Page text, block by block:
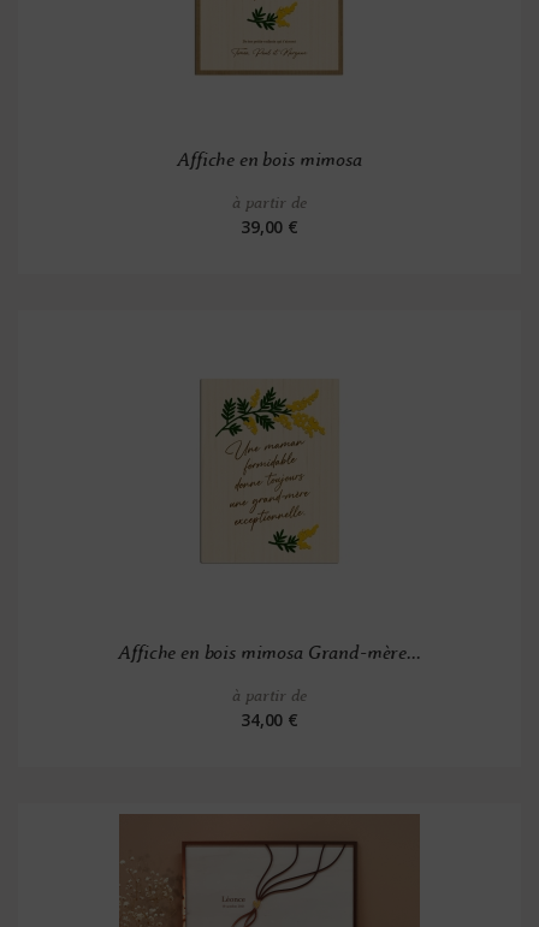
Affiche en bois mimosa
à partir de
39,00 €
Affiche en bois mimosa Grand-mère...
à partir de
34,00 €